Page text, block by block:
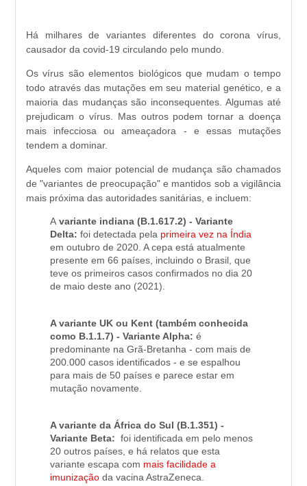
Há milhares de variantes diferentes do corona vírus,
causador da covid-19 circulando pelo mundo.
Os vírus são elementos biológicos que mudam o tempo
todo através das mutações em seu material genético, e a
maioria das mudanças são inconsequentes. Algumas até
prejudicam o vírus. Mas outros podem tornar a doença
mais infecciosa ou ameaçadora - e essas mutações
tendem a dominar.
Aqueles com maior potencial de mudança são chamados
de "variantes de preocupação" e mantidos sob a vigilância
mais próxima das autoridades sanitárias, e incluem:
A variante indiana (B.1.617.2) - Variante
Delta: foi detectada pela primeira vez na Índia
em outubro de 2020. A cepa está atualmente
presente em 66 países, incluindo o Brasil, que
teve os primeiros casos confirmados no dia 20
de maio deste ano (2021).
A variante UK ou Kent (também conhecida
como B.1.1.7) - Variante Alpha: é
predominante na Grã-Bretanha - com mais de
200.000 casos identificados - e se espalhou
para mais de 50 países e parece estar em
mutação novamente.
A variante da África do Sul (B.1.351) -
Variante Beta: foi identificada em pelo menos
20 outros países, e há relatos que esta
variante escapa com mais facilidade a
imunização da vacina AstraZeneca.